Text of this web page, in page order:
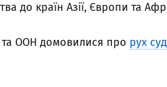
до країн Азії, Європи та
та ООН домовилися про рух